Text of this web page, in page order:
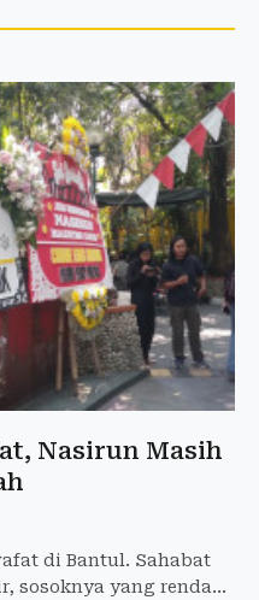
Nasirun Masih
di Bantul. Sahabat
sosoknya yang rendah